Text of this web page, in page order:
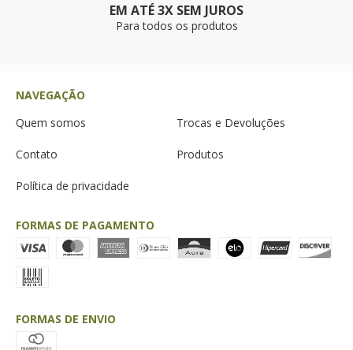
EM ATÉ 3X SEM JUROS
Para todos os produtos
NAVEGAÇÃO
Quem somos
Trocas e Devoluções
Contato Produtos
Política de privacidade
FORMAS DE PAGAMENTO
FORMAS DE ENVIO